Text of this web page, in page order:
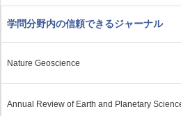
学問分野内の信頼できるジャーナル
Nature Geoscience
Annual Review of Earth and Planetary